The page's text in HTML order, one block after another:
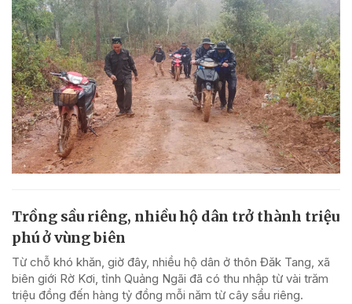
Trồng sầu riêng, nhiều hộ dân trở thành triệu
phú ở vùng biên
Từ chỗ khó khăn, giờ đây, nhiều hộ dân ở thôn Đăk Tang, xã
biên giới Rờ Kơi, tỉnh Quảng Ngãi đã có thu nhập từ vài trăm
triệu đồng đến hàng tỷ đồng mỗi năm từ cây sầu riêng.